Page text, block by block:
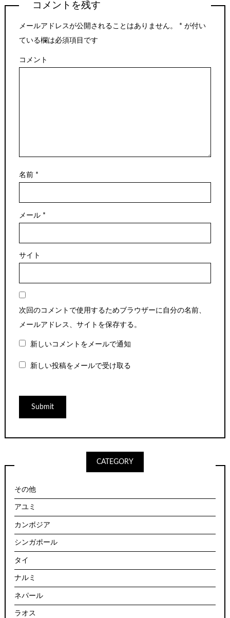
コメントを残す
メールアドレスが公開されることはありません。 * が付い
ている欄は必須項目です
コメント
名前 *
メール *
サイト
次回のコメントで使用するためブラウザーに自分の名前、
メールアドレス、サイトを保存する。
新しいコメントをメールで通知
新しい投稿をメールで受け取る
CATEGORY
その他
アユミ
カンボジア
シンガポール
タイ
ナルミ
ネパール
ラオス